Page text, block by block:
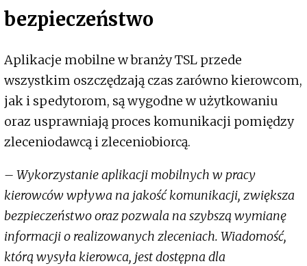
bezpieczeństwo
Aplikacje mobilne w branży TSL przede
wszystkim oszczędzają czas zarówno kierowcom,
jak i spedytorom, są wygodne w użytkowaniu
oraz usprawniają proces komunikacji pomiędzy
zleceniodawcą i zleceniobiorcą.
– Wykorzystanie aplikacji mobilnych w pracy
kierowców wpływa na jakość komunikacji, zwiększa
bezpieczeństwo oraz pozwala na szybszą wymianę
informacji o realizowanych zleceniach. Wiadomość,
którą wysyła kierowca, jest dostępna dla